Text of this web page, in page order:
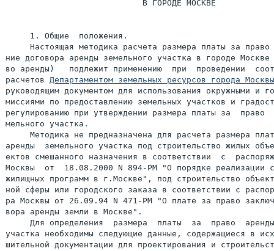
                            В ГОРОДЕ МОСКВЕ
     1. Общие  положения.
Настоящая методика расчета размера платы за право
ние договора аренды земельного участка в городе
во аренды)   подлежит применению  при  проведении
расчетов Департаментом земельных ресурсов города Москвы
руководящим документом для использования окружными и
миссиями по предоставлению земельных участков и
регулированию при утверждении размера платы за
мельного участка.
Методика не предназначена для расчета размера
аренды  земельного участка под строительство жилых
ектов смешанного назначения в соответствии  с
Москвы  от  18.08.2000 N 894-РМ "О порядке реализации
жилищных программ в г.Москве", под строительство
ной сферы или городского заказа в соответствии с
ра Москвы от 26.09.94 N 471-РМ "О плате за право
вора аренды земли в Москве".
Для определения  размера  платы  за  право
участка необходимы следующие данные, содержащиеся в
шительной документации для проектирования и